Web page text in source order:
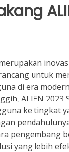
merupakan
untuk
di era
ALIEN 2023
ke tingkat
pengembang
yang lebih